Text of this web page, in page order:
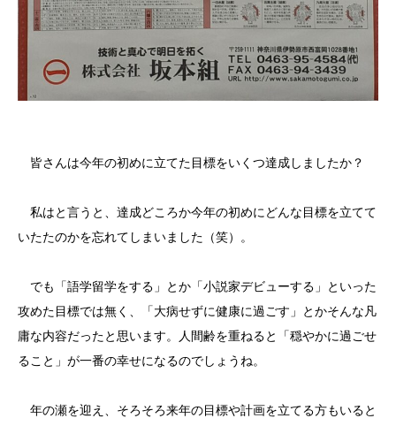
皆さんは今年の初めに立てた目標をいくつ達成しましたか？
私はと言うと、達成どころか今年の初めにどんな目標を立てて
いたたのかを忘れてしまいました（笑）。
でも「語学留学をする」とか「小説家デビューする」といった
攻めた目標では無く、「大病せずに健康に過ごす」とかそんな凡
庸な内容だったと思います。人間齢を重ねると「穏やかに過ごせ
ること」が一番の幸せになるのでしょうね。
年の瀬を迎え、そろそろ来年の目標や計画を立てる方もいると